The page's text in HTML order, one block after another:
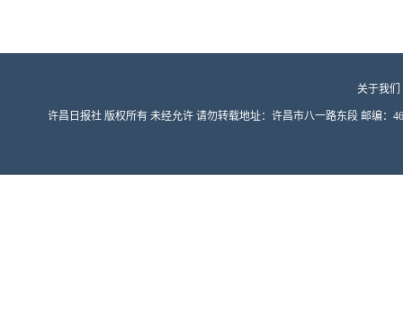
关于我们
许昌日报社 版权所有 未经允许 请勿转载地址：许昌市八一路东段 邮编：